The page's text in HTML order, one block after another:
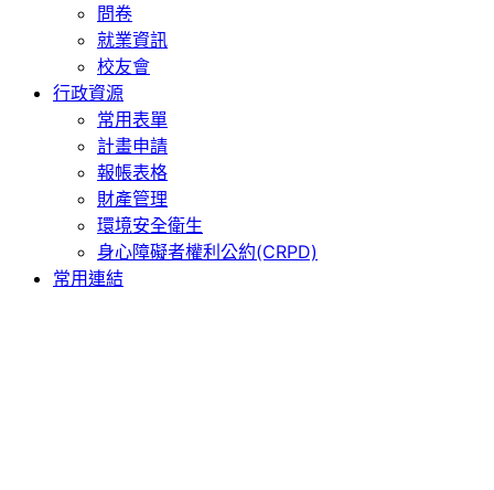
問卷
就業資訊
校友會
行政資源
常用表單
計畫申請
報帳表格
財產管理
環境安全衛生
身心障礙者權利公約(CRPD)
常用連結